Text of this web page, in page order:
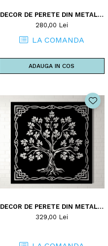
DECOR DE PERETE DIN METAL -
POMUL VIETII - MODEL TREE3
280,00 Lei
LA COMANDA
ADAUGA IN COS
DECOR DE PERETE DIN METAL -
POMUL VIETII - MODEL TREE5
329,00 Lei